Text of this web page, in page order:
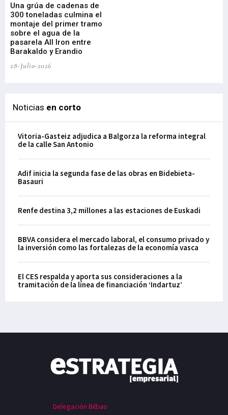
Una grúa de cadenas de
300 toneladas culmina el
montaje del primer tramo
sobre el agua de la
pasarela All Iron entre
Barakaldo y Erandio
28-Julio-2026
Noticias en corto
Vitoria-Gasteiz adjudica a Balgorza la reforma integral
de la calle San Antonio
Adif inicia la segunda fase de las obras en Bidebieta-
Basauri
Renfe destina 3,2 millones a las estaciones de Euskadi
BBVA considera el mercado laboral, el consumo privado y
la inversión como las fortalezas de la economía vasca
El CES respalda y aporta sus consideraciones a la
tramitación de la línea de financiación ‘Indartuz’
Delegación Bilbao